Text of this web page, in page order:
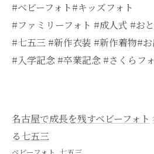
#ベビーフォト#キッズフォト
#ファミリーフォト #成人式 #お
#七五三 #新作衣装 #新作着物#
#入学記念 #卒業記念 #さくらフ
名古屋で成長を残すベビーフォト
る七五三